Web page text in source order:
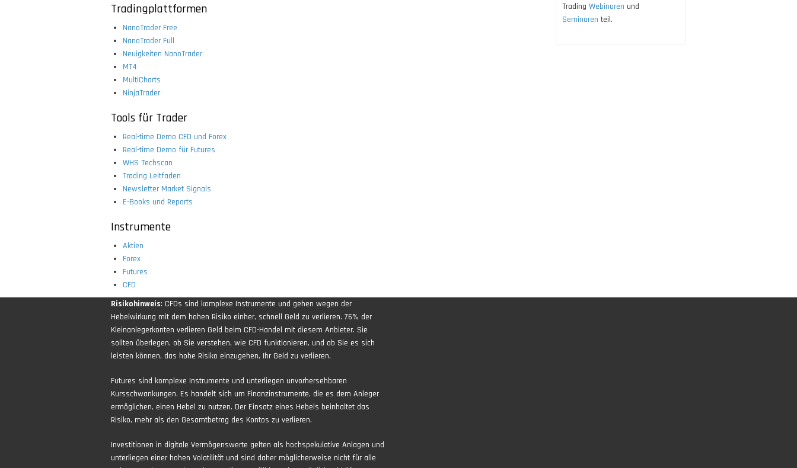
Tradingplattformen
NanoTrader Free
NanoTrader Full
Neuigkeiten NanoTrader
MT4
MultiCharts
NinjaTrader
Tools für Trader
Real-time Demo CFD und Forex
Real-time Demo für Futures
WHS Techscan
Trading Leitfaden
Newsletter Market Signals
E-Books und Reports
Instrumente
Aktien
Forex
Futures
CFD
Trading Webinaren und
Seminaren teil.
Risikohinweis: CFDs sind komplexe Instrumente und gehen wegen der
Hebelwirkung mit dem hohen Risiko einher, schnell Geld zu verlieren. 76% der
Kleinanlegerkonten verlieren Geld beim CFD-Handel mit diesem Anbieter. Sie
sollten überlegen, ob Sie verstehen, wie CFD funktionieren, und ob Sie es sich
leisten können, das hohe Risiko einzugehen, Ihr Geld zu verlieren.
Futures sind komplexe Instrumente und unterliegen unvorhersehbaren
Kursschwankungen. Es handelt sich um Finanzinstrumente, die es dem Anleger
ermöglichen, einen Hebel zu nutzen. Der Einsatz eines Hebels beinhaltet das
Risiko, mehr als den Gesamtbetrag des Kontos zu verlieren.
Investitionen in digitale Vermögenswerte gelten als hochspekulative Anlagen und
unterliegen einer hohen Volatilität und sind daher möglicherweise nicht für alle